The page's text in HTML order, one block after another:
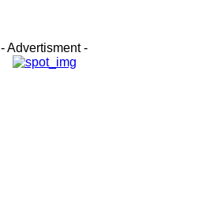
- Advertisment -